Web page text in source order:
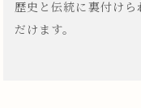
歴史と伝統に裏付け
だけます。